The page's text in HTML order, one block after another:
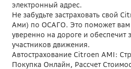
электронный адрес.
Не забудьте застраховать свой
Ами) по ОСАГО. Это поможет вам
уверенно на дороге и обеспечит
участников движения.
Автострахование Citroen AMI:
Покупка Онлайн, Рассчет